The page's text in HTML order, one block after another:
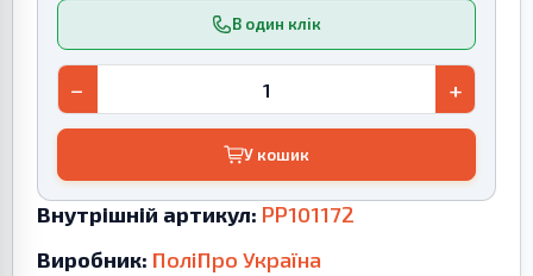
В один клік
− +
У кошик
Внутрішній артикул: PP101172
Виробник: ПоліПро Україна